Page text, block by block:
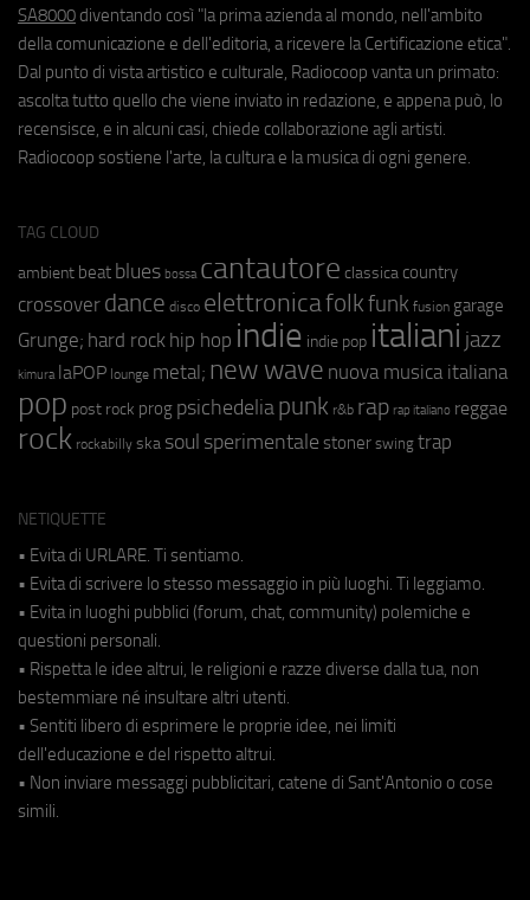
SA8000 diventando così "la prima azienda al mondo, nell'ambito
della comunicazione e dell'editoria, a ricevere la Certificazione etica".
Dal punto di vista artistico e culturale, Radiocoop vanta un primato:
ascolta tutto quello che viene inviato in redazione, e appena può, lo
recensisce, e in alcuni casi, chiede collaborazione agli artisti.
Radiocoop sostiene l'arte, la cultura e la musica di ogni genere.
TAG CLOUD
ambient beat blues bossa cantautore classica country
crossover dance disco elettronicafolkfunk fusion garage
Grunge; hard rock hip hop indie indie pop italiani jazz
kimura laPOP lounge metal; new wave nuova musica italiana
pop post rock prog psichedeliapunk r&b rap rap italiano reggae
rock rockabilly ska soul sperimentale stoner swing trap
NETIQUETTE
• Evita di URLARE. Ti sentiamo.
• Evita di scrivere lo stesso messaggio in più luoghi. Ti leggiamo.
• Evita in luoghi pubblici (forum, chat, community) polemiche e
questioni personali.
• Rispetta le idee altrui, le religioni e razze diverse dalla tua, non
bestemmiare né insultare altri utenti.
• Sentiti libero di esprimere le proprie idee, nei limiti
dell'educazione e del rispetto altrui.
• Non inviare messaggi pubblicitari, catene di Sant'Antonio o cose
simili.